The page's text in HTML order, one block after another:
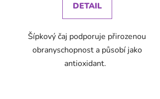
DETAIL
Šípkový čaj podporuje přirozenou
obranyschopnost a působí jako
antioxidant.